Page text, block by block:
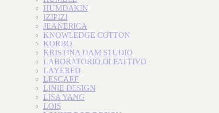
HUMDAKIN
IZIPIZI
JEANERICA
KNOWLEDGE COTTON
KORBO
KRISTINA DAM STUDIO
LABORATORIO OLFATTIVO
LAYERED
LESCARF
LINIE DESIGN
LISA YANG
LOIS